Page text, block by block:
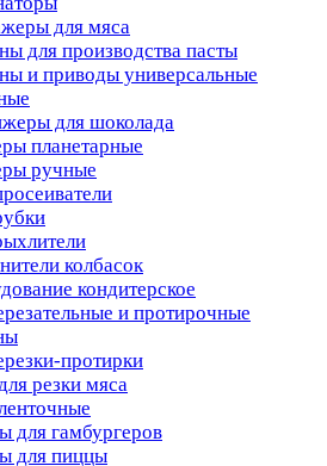
для мяса
для производства пасты
и приводы универсальные
для шоколада
планетарные
ручные
колбасок
кондитерское
и протирочные
протирки
резки мяса
для гамбургеров
для пиццы